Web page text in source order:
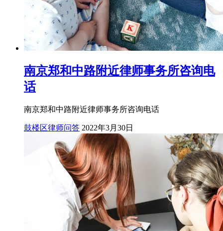
南京郑和中路附近律师事务所咨询电
话
南京郑和中路附近律师事务所咨询电话
鼓楼区律师问答 2022年3月30日